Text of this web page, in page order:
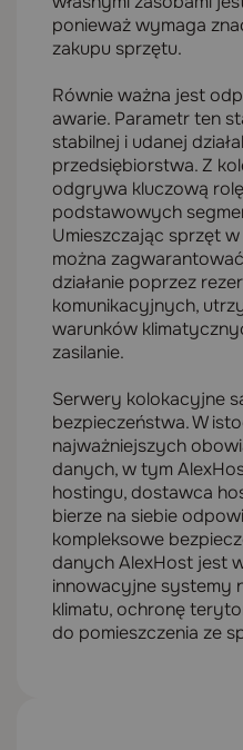
ponieważ wymaga
zakupu sprzętu.
Równie ważna jest
awarie. Parametr ten
stabilnej i udanej
przedsiębiorstwa. Z
odgrywa kluczową
podstawowych
Umieszczając sprzęt
można
działanie poprzez
komunikacyjnych,
warunków
zasilanie.
Serwery kolokacyjne
bezpieczeństwa. W
najważniejszych
danych, w tym
hostingu, dostawca
bierze na siebie
kompleksowe
danych AlexHost jest
innowacyjne systemy
klimatu, ochronę
do pomieszczenia ze